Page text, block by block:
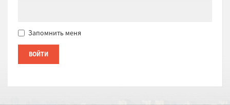
Запомнить меня